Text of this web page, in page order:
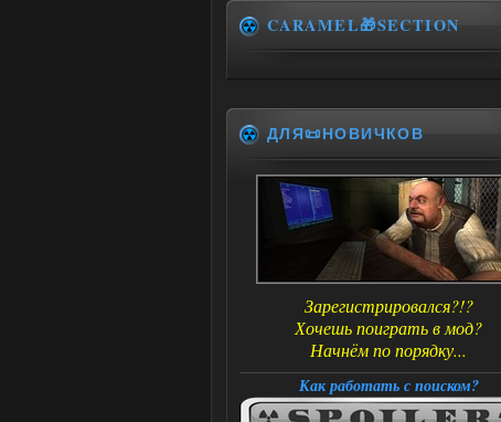
CARAMEL🎁SECTION
ДЛЯ📜НОВИЧКОВ
Зарегистрировался?!?
Хочешь поиграть в мод?
Начнём по порядку...
Как работать с поиском?